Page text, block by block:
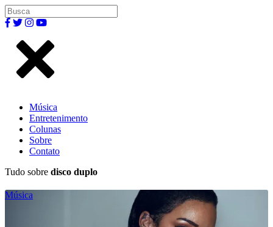
Música
Entretenimento
Colunas
Sobre
Contato
Tudo sobre disco duplo
Música